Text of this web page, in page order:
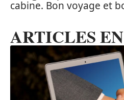
cabine. Bon voyage et
ARTICLES